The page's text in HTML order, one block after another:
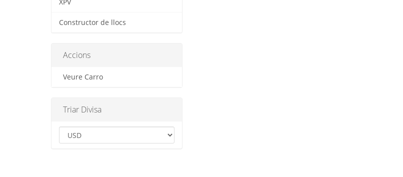
XPV
Constructor de llocs
Accions
Veure Carro
Triar Divisa